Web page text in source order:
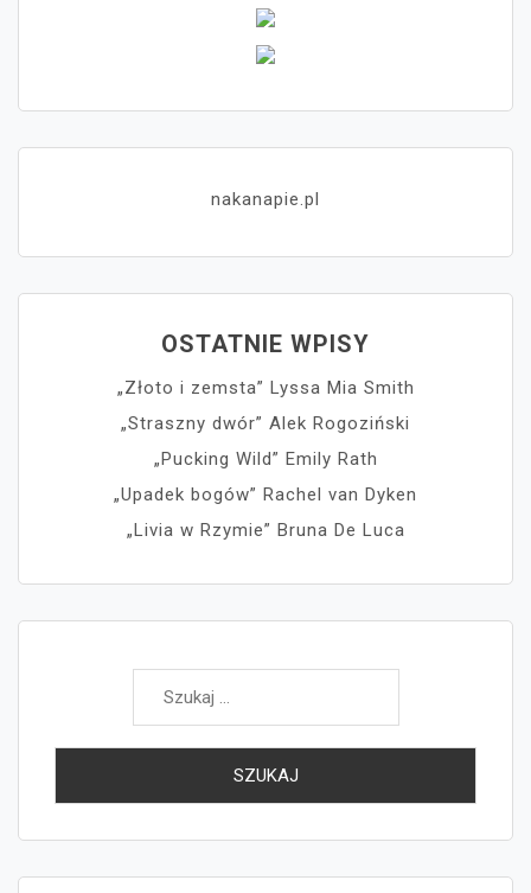
nakanapie.pl
OSTATNIE WPISY
„Złoto i zemsta” Lyssa Mia Smith
„Straszny dwór” Alek Rogoziński
„Pucking Wild” Emily Rath
„Upadek bogów” Rachel van Dyken
„Livia w Rzymie” Bruna De Luca
Szukaj: